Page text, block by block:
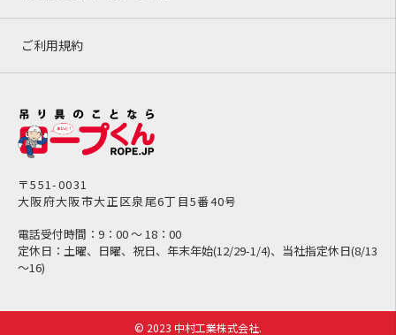
ご利用規約
〒551-0031
大阪府大阪市大正区泉尾6丁目5番40号
電話受付時間：9：00 ～ 18：00
定休日：土曜、日曜、祝日、年末年始(12/29-1/4)、当社指定休日(8/13
～16)
© 2023 中村工業株式会社.